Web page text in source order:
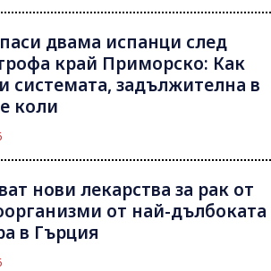
двама испанци след
край Приморско: Как
системата, задължителна в
коли
нови лекарства за рак от
от най-дълбоката
в Гърция